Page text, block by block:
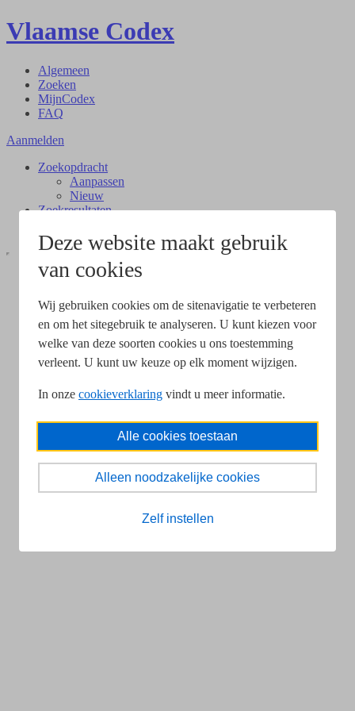
Deze website maakt gebruik
van cookies
Wij gebruiken cookies om de sitenavigatie te verbeteren
en om het sitegebruik te analyseren. U kunt kiezen voor
welke van deze soorten cookies u ons toestemming
verleent. U kunt uw keuze op elk moment wijzigen.
In onze cookieverklaring vindt u meer informatie.
Alle cookies toestaan
Alleen noodzakelijke cookies
Zelf instellen
Vlaamse Codex
Algemeen
Zoeken
MijnCodex
FAQ
Aanmelden
Zoekopdracht
Aanpassen
Nieuw
Zoekresultaten